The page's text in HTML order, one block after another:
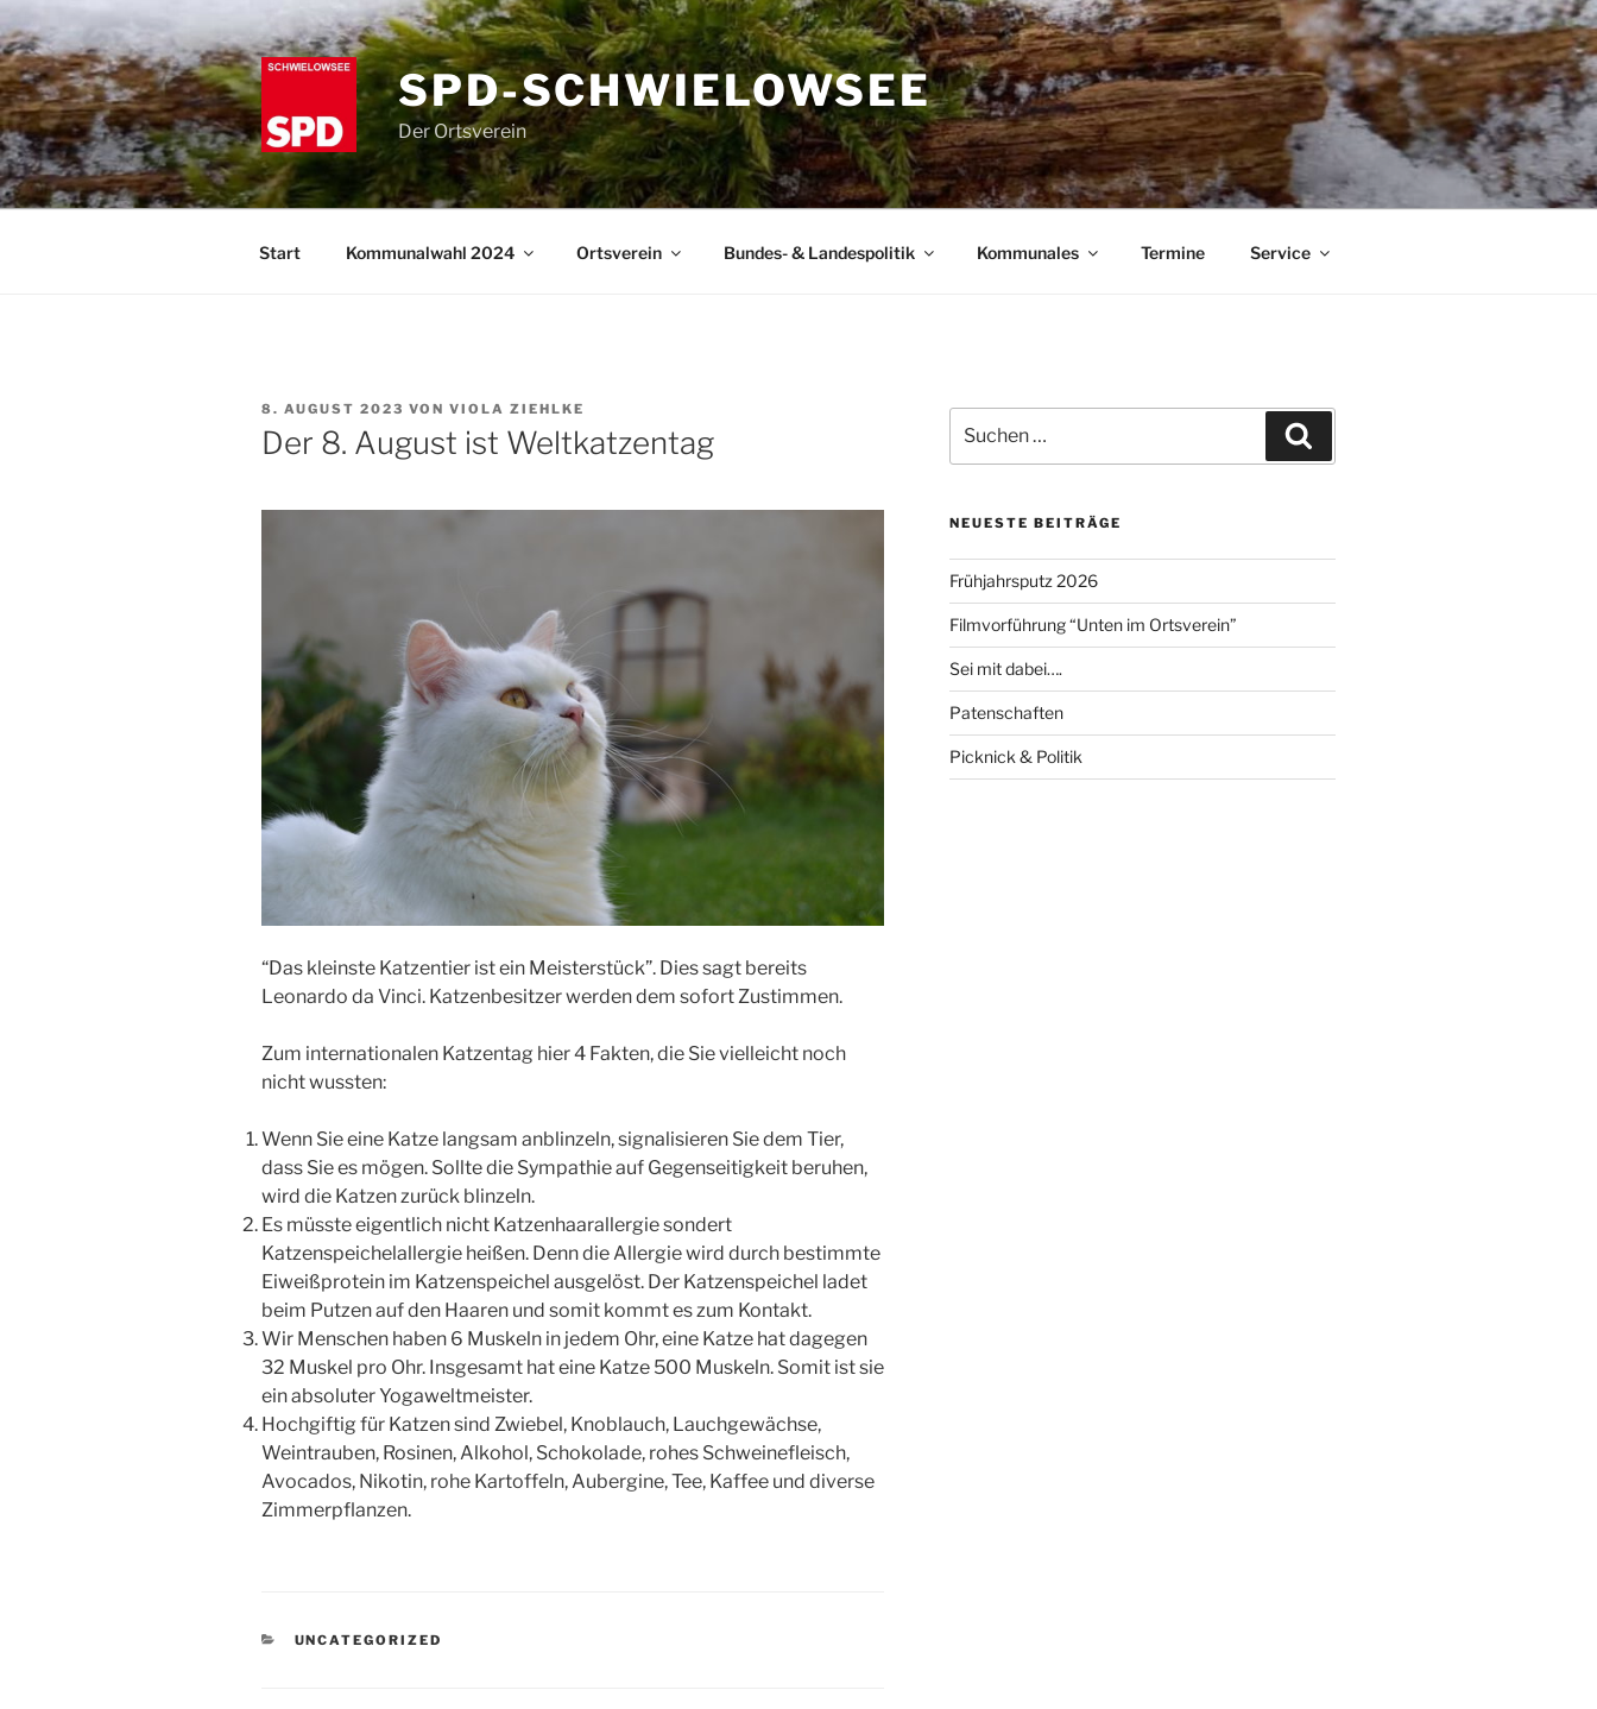
Inhalt
springen
SPD-SCHWIELOWSEE
Der Ortsverein
Start Kommunalwahl 2024 Ortsverein Bundes- & Landespolitik Kommunales Termine Service
VERÖFFENTLICHT
AM
8. AUGUST 2023 VON VIOLA ZIEHLKE
Der 8. August ist Weltkatzentag
“Das kleinste Katzentier ist ein Meisterstück”. Dies sagt bereits
Leonardo da Vinci. Katzenbesitzer werden dem sofort Zustimmen.
Zum internationalen Katzentag hier 4 Fakten, die Sie vielleicht noch
nicht wussten:
Wenn Sie eine Katze langsam anblinzeln, signalisieren Sie dem Tier,
dass Sie es mögen. Sollte die Sympathie auf Gegenseitigkeit beruhen,
wird die Katzen zurück blinzeln.
Es müsste eigentlich nicht Katzenhaarallergie sondert
Katzenspeichelallergie heißen. Denn die Allergie wird durch bestimmte
Eiweißprotein im Katzenspeichel ausgelöst. Der Katzenspeichel ladet
beim Putzen auf den Haaren und somit kommt es zum Kontakt.
Wir Menschen haben 6 Muskeln in jedem Ohr, eine Katze hat dagegen
32 Muskel pro Ohr. Insgesamt hat eine Katze 500 Muskeln. Somit ist sie
ein absoluter Yogaweltmeister.
Hochgiftig für Katzen sind Zwiebel, Knoblauch, Lauchgewächse,
Weintrauben, Rosinen, Alkohol, Schokolade, rohes Schweinefleisch,
Avocados, Nikotin, rohe Kartoffeln, Aubergine, Tee, Kaffee und diverse
Zimmerpflanzen.
KATEGORIEN
UNCATEGORIZED
nach:
NEUESTE BEITRÄGE
Frühjahrsputz 2026
Filmvorführung “Unten im Ortsverein”
Sei mit dabei….
Patenschaften
Picknick & Politik